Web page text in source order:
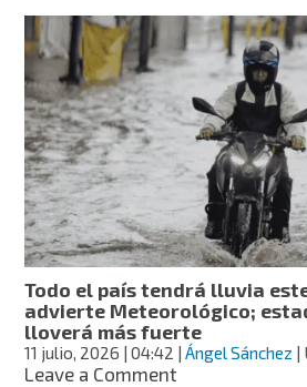
de
lluvias,
posibles
tormentas
y
granizo
en
todos
los
estados
del
país;
estos
serán
los
más
Todo el país tendrá lluvia
advierte Meteorológico;
lloverá más fuerte
11 julio, 2026 | 04:42 |Ángel Sánchez |
Leave a Commenton